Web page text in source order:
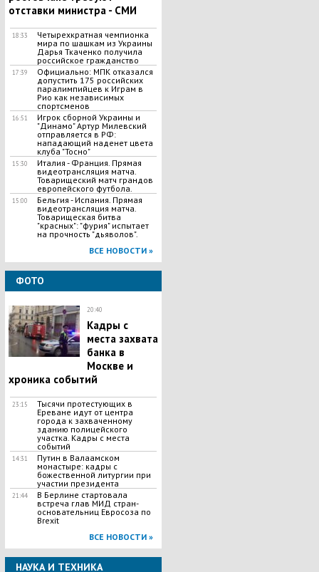
отставки министра - СМИ
18:33
Четырехкратная чемпионка
мира по шашкам из Украины
Дарья Ткаченко получила
российское гражданство
17:39
Официально: МПК отказался
допустить 175 российских
паралимпийцев к Играм в
Рио как независимых
спортсменов
16:51
Игрок сборной Украины и
"Динамо" Артур Милевский
отправляется в РФ:
нападающий наденет цвета
клуба "Тосно"
15:30
Италия - Франция. Прямая
видеотрансляция матча.
Товарищеский матч грандов
европейского футбола.
15:00
Бельгия - Испания. Прямая
видеотрансляция матча.
Товарищеская битва
"красных": "фурия" испытает
на прочность "дьяволов".
ВСЕ НОВОСТИ »
ФОТО
20:40
Кадры с
места захвата
банка в
Москве и
хроника событий
23:15
Тысячи протестующих в
Ереване идут от центра
города к захваченному
зданию полицейского
участка. Кадры с места
событий
14:31
Путин в Валаамском
монастыре: кадры с
божественной литургии при
участии президента
21:44
В Берлине стартовала
встреча глав МИД стран-
основательниц Евросоза по
Brexit
ВСЕ НОВОСТИ »
НАУКА И ТЕХНИКА